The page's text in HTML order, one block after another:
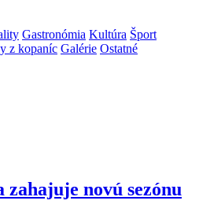
Gastronómia Kultúra Šport
z kopaníc Galérie Ostatné
novú sezónu